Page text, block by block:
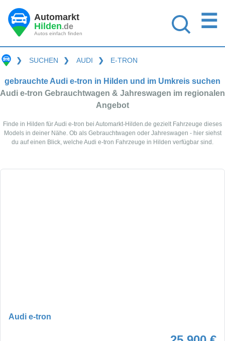
Automarkt
Hilden.de
Autos einfach finden
☰
❯ SUCHEN ❯ AUDI ❯ E-TRON
gebrauchte Audi e-tron in Hilden und im Umkreis suchen
Audi e-tron Gebrauchtwagen & Jahreswagen im regionalen
Angebot
Finde in Hilden für Audi e-tron bei Automarkt-Hilden.de gezielt Fahrzeuge dieses
Models in deiner Nähe. Ob als Gebrauchtwagen oder Jahreswagen - hier siehst
du auf einen Blick, welche Audi e-tron Fahrzeuge in Hilden verfügbar sind.
Audi e-tron